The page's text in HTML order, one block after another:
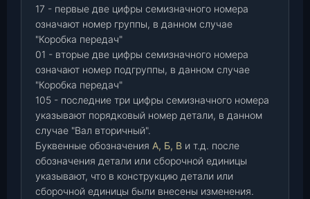
17 - первые две цифры семизначного номера
означают номер группы, в данном случае
"Коробка передач"
01 - вторые две цифры семизначного номера
означают номер подгруппы, в данном случае
"Коробка передач"
105 - последние три цифры семизначного номера
указывают порядковый номер детали, в данном
случае "Вал вторичный".
Буквенные обозначения А, Б, В и т.д. после
обозначения детали или сборочной единицы
указывают, что в конструкцию детали или
сборочной единицы были внесены изменения.